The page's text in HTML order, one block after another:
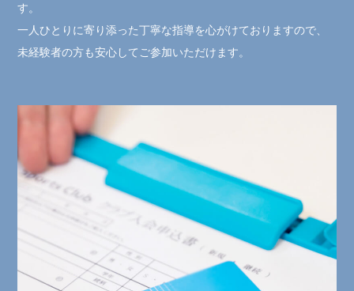
す。
一人ひとりに寄り添った丁寧な指導を心がけておりますので、
未経験者の方も安心してご参加いただけます。